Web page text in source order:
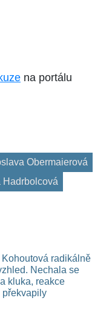
na portálu
Obermaierová
Hadrbolcová
Kohoutová radikálně
Nechala se
kluka, reakce
překvapily